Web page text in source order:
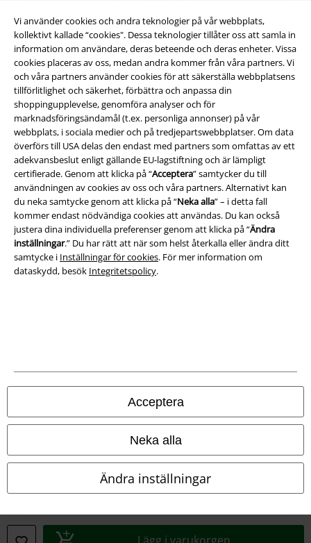
Vi använder cookies och andra teknologier på vår webbplats,
kollektivt kallade “cookies". Dessa teknologier tillåter oss att samla in
information om användare, deras beteende och deras enheter. Vissa
cookies placeras av oss, medan andra kommer från våra partners. Vi
och våra partners använder cookies för att säkerställa webbplatsens
tillförlitlighet och säkerhet, förbättra och anpassa din
shoppingupplevelse, genomföra analyser och för
marknadsföringsändamål (t.ex. personliga annonser) på vår
webbplats, i sociala medier och på tredjepartswebbplatser. Om data
överförs till USA delas den endast med partners som omfattas av ett
adekvansbeslut enligt gällande EU-lagstiftning och är lämpligt
certifierade. Genom att klicka på “Acceptera” samtycker du till
användningen av cookies av oss och våra partners. Alternativt kan
du neka samtycke genom att klicka på “Neka alla” – i detta fall
kommer endast nödvändiga cookies att användas. Du kan också
justera dina individuella preferenser genom att klicka på “Ändra
inställningar.” Du har rätt att när som helst återkalla eller ändra ditt
samtycke i Inställningar för cookies. För mer information om
dataskydd, besök Integritetspolicy.
Acceptera
Neka alla
Ändra inställningar
Lägg i varukorgen
Juridisk information/Villkor
Villkor
Om oss
Ladda ner villkoren
Fraktkostnad tillkommer.
© 1986-2026 E.M.P. Merchandising HGmbH
Våra onlinebutiker